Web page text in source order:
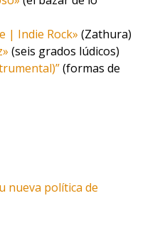
| Indie Rock» (Zathura)
(seis grados lúdicos)
(formas de
nueva política de